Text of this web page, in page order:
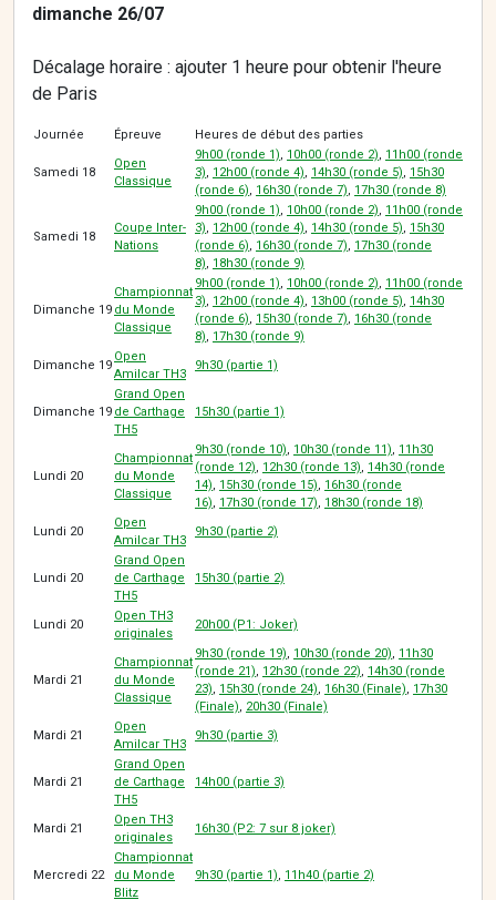
dimanche 26/07
Décalage horaire : ajouter 1 heure pour obtenir l'heure
de Paris
Journée Épreuve Heures de début des parties
Samedi 18
Open
Classique
9h00 (ronde 1), 10h00 (ronde 2), 11h00 (ronde
3), 12h00 (ronde 4), 14h30 (ronde 5), 15h30
(ronde 6), 16h30 (ronde 7), 17h30 (ronde 8)
Samedi 18
Coupe Inter-
Nations
9h00 (ronde 1), 10h00 (ronde 2), 11h00 (ronde
3), 12h00 (ronde 4), 14h30 (ronde 5), 15h30
(ronde 6), 16h30 (ronde 7), 17h30 (ronde
8), 18h30 (ronde 9)
Dimanche 19
Championnat
du Monde
Classique
9h00 (ronde 1), 10h00 (ronde 2), 11h00 (ronde
3), 12h00 (ronde 4), 13h00 (ronde 5), 14h30
(ronde 6), 15h30 (ronde 7), 16h30 (ronde
8), 17h30 (ronde 9)
Dimanche 19
Open
Amilcar TH3
9h30 (partie 1)
Dimanche 19
Grand Open
de Carthage
TH5
15h30 (partie 1)
Lundi 20
Championnat
du Monde
Classique
9h30 (ronde 10), 10h30 (ronde 11), 11h30
(ronde 12), 12h30 (ronde 13), 14h30 (ronde
14), 15h30 (ronde 15), 16h30 (ronde
16), 17h30 (ronde 17), 18h30 (ronde 18)
Lundi 20
Open
Amilcar TH3
9h30 (partie 2)
Lundi 20
Grand Open
de Carthage
TH5
15h30 (partie 2)
Lundi 20
Open TH3
originales
20h00 (P1: Joker)
Mardi 21
Championnat
du Monde
Classique
9h30 (ronde 19), 10h30 (ronde 20), 11h30
(ronde 21), 12h30 (ronde 22), 14h30 (ronde
23), 15h30 (ronde 24), 16h30 (Finale), 17h30
(Finale), 20h30 (Finale)
Mardi 21
Open
Amilcar TH3
9h30 (partie 3)
Mardi 21
Grand Open
de Carthage
TH5
14h00 (partie 3)
Mardi 21
Open TH3
originales
16h30 (P2: 7 sur 8 joker)
Mercredi 22
Championnat
du Monde
Blitz
9h30 (partie 1), 11h40 (partie 2)